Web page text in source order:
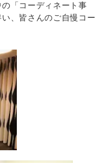
「コーディネート事
、皆さんのご自慢コー